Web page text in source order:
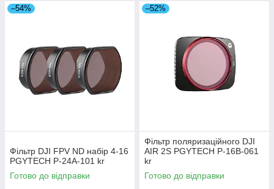
–54%
Фільтр DJI FPV ND набір 4-16
PGYTECH P-24A-101 kr
Готово до відправки
–52%
Фільтр поляризаційного DJI
AIR 2S PGYTECH P-16B-061
kr
Готово до відправки